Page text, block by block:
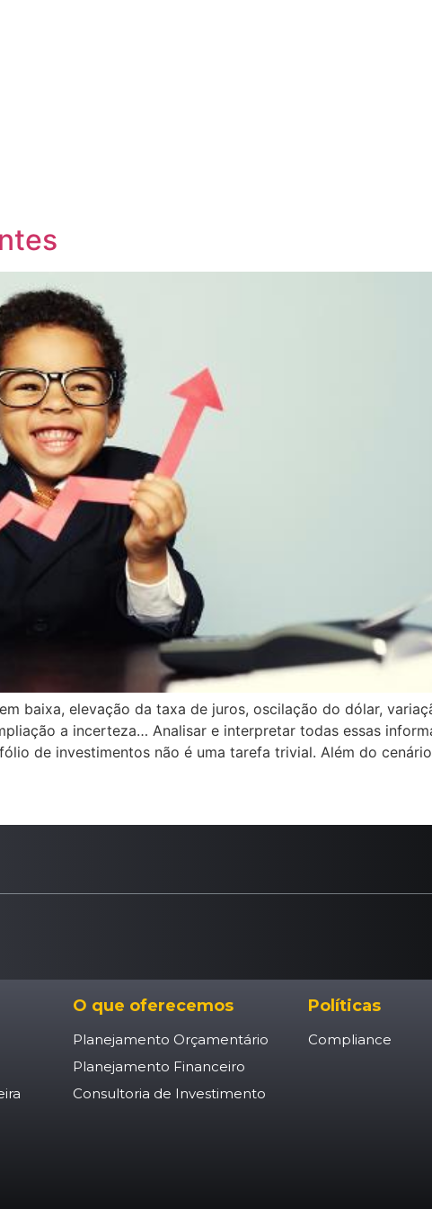
baixa, elevação da taxa de juros, oscilação do dólar,
a incerteza… Analisar e interpretar todas essas
de investimentos não é uma tarefa trivial. Além do
O que oferecemos
Planejamento Orçamentário
Planejamento Financeiro
Consultoria de Investimento
Políticas
Compliance